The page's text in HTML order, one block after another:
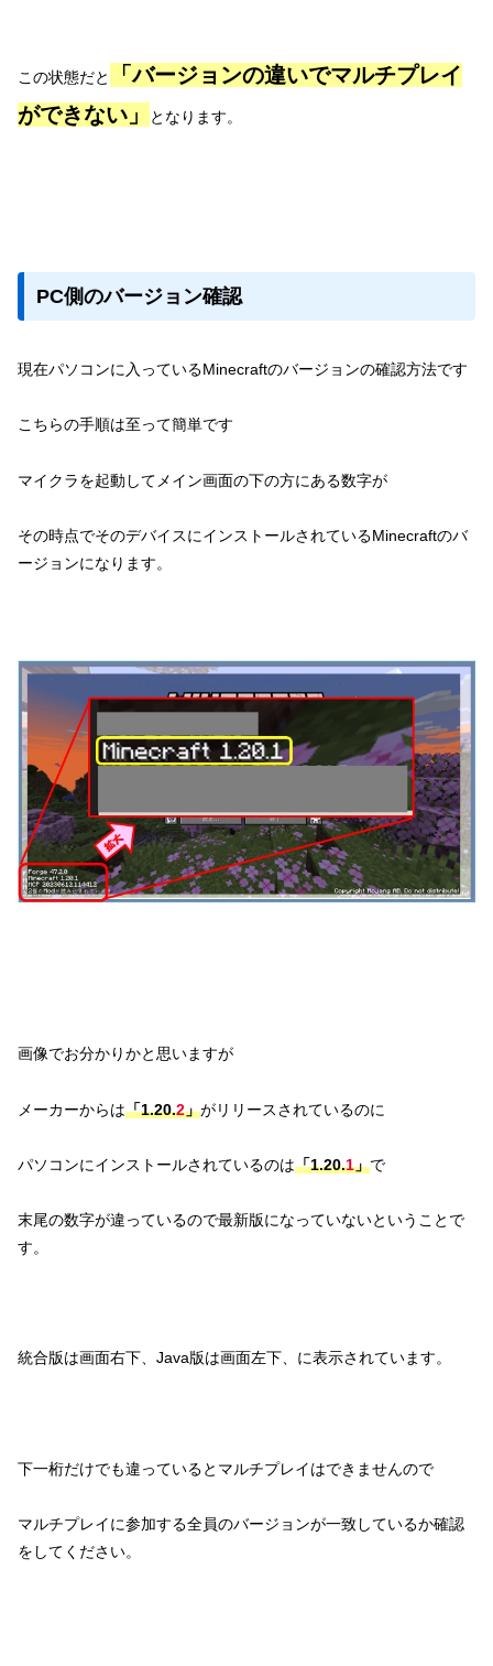
この状態だと
「バージョンの違いでマルチプレイ
ができない」
となります。
PC側のバージョン確認
現在パソコンに入っているMinecraftのバージョンの確認方法です
こちらの手順は至って簡単です
マイクラを起動してメイン画面の下の方にある数字が
その時点でそのデバイスにインストールされているMinecraftのバ
ージョンになります。
画像でお分かりかと思いますが
メーカーからは「1.20.2」がリリースされているのに
パソコンにインストールされているのは「1.20.1」で
末尾の数字が違っているので最新版になっていないということで
す。
統合版は画面右下、Java版は画面左下、に表示されています。
下一桁だけでも違っているとマルチプレイはできませんので
マルチプレイに参加する全員のバージョンが一致しているか確認
をしてください。